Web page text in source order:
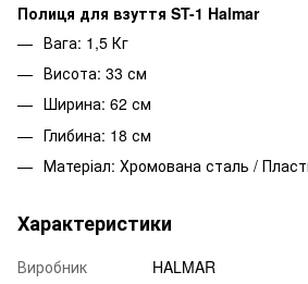
Полиця для взуття ST-1 Halmar
Вага: 1,5 Кг
Висота: 33 см
Ширина: 62 см
Глибина: 18 см
Матеріал: Хромована сталь /
Характеристики
Виробник
HALMAR